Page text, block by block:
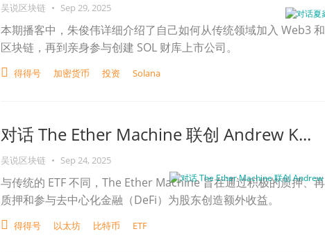
吴说区块链 • Sep 29, 2025
本期播客中，朱俊伟详细介绍了自己如何从传统领域加入 Web3 和
区块链，再到亲身参与创建 SOL 财库上市公司。
得得号 加密货币 投资 Solana
对话 The Ether Machine 联创 Andrew K...
吴说区块链 • Sep 24, 2025
与传统的 ETF 不同，The Ether Machine 旨在通过积极的质押、再
质押和参与去中心化金融（DeFi）为股东创造额外收益。
得得号 以太坊 比特币 ETF